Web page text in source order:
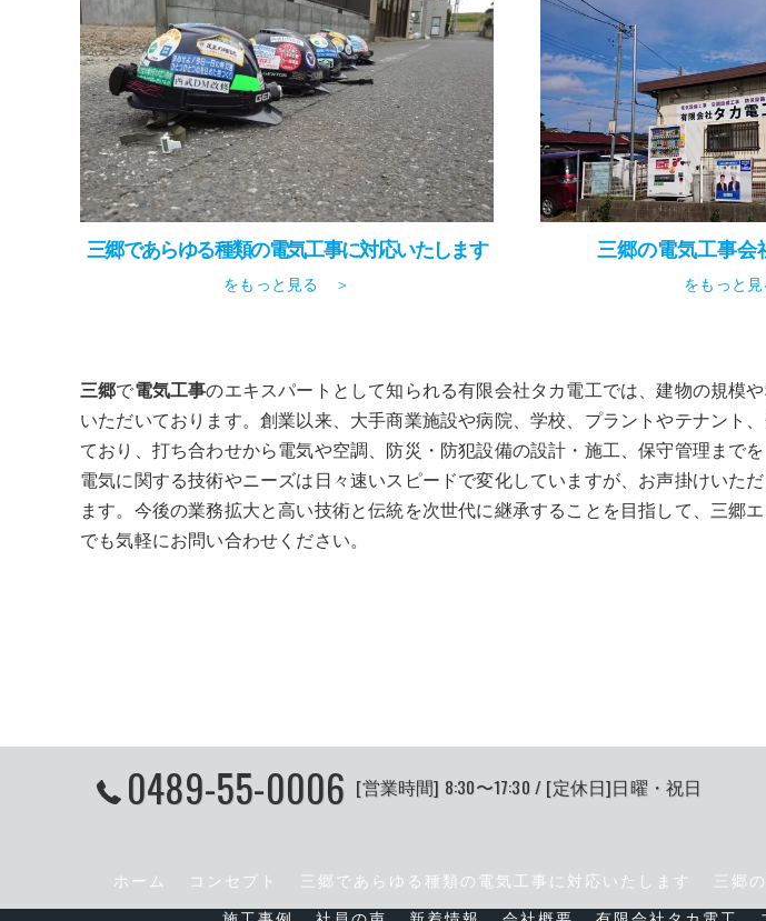
三郷であらゆる種類の電気工事に対応いたします
をもっと見る ＞
三郷の電気工事会
をもっと
三郷で電気工事のエキスパートとして知られる有限会社タカ電工では、建物の規模
いただいております。創業以来、大手商業施設や病院、学校、プラントやテナン
ており、打ち合わせから電気や空調、防災・防犯設備の設計・施工、保守管理まで
電気に関する技術やニーズは日々速いスピードで変化していますが、お声掛けいた
ます。今後の業務拡大と高い技術と伝統を次世代に継承することを目指して、 三郷
でも気軽にお問い合わせください。
0489-55-0006 [営業時間] 8:30〜17:30 / [定休日]日曜・祝日
ホーム コンセプト 三郷であらゆる種類の電気工事に対応いたします 三郷